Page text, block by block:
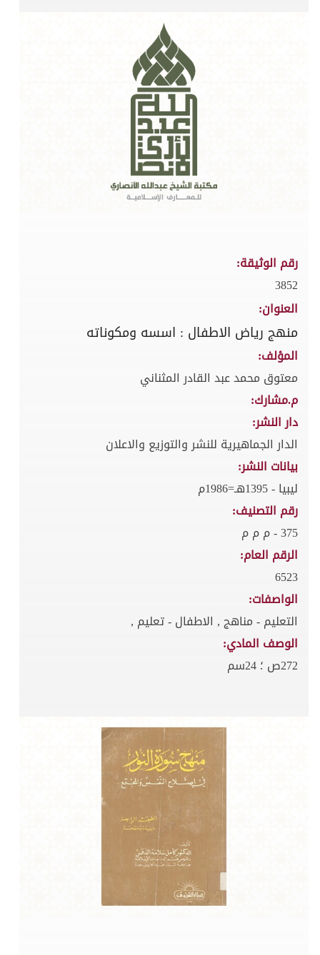
رقم الوثيقة:
3852
العنوان:
منهج رياض الاطفال : اسسه ومكوناته
المؤلف:
معتوق محمد عبد القادر المثناني
م.مشارك:
دار النشر:
الدار الجماهيرية للنشر والتوزيع والاعلان
بيانات النشر:
ليبيا - 1395هـ=1986م
رقم التصنيف:
375 - م م م
الرقم العام:
6523
الواصفات:
التعليم - مناهج , الاطفال - تعليم ,
الوصف المادي:
272ص ؛ 24سم